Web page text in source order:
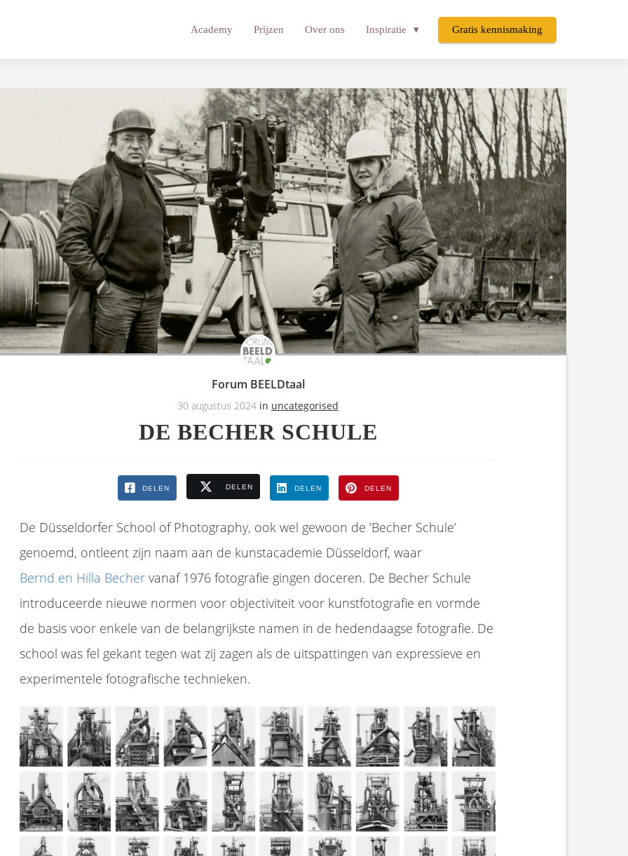
Academy Prijzen Over ons Inspiratie Gratis kennismaking
Forum BEELDtaal
30 augustus 2024 in uncategorised
DE BECHER SCHULE
DELEN DELEN DELEN DELEN
De Düsseldorfer School of Photography, ook wel gewoon de ’Becher Schule’
genoemd, ontleent zijn naam aan de kunstacademie Düsseldorf, waar
Bernd en Hilla Becher vanaf 1976 fotografie gingen doceren. De Becher Schule
introduceerde nieuwe normen voor objectiviteit voor kunstfotografie en vormde
de basis voor enkele van de belangrijkste namen in de hedendaagse fotografie. De
school was fel gekant tegen wat zij zagen als de uitspattingen van expressieve en
experimentele fotografische technieken.